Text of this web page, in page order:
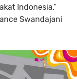
Indonesia,”
Swandajani